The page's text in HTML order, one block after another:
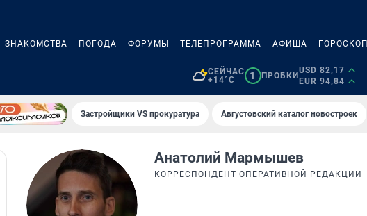
ЗНАКОМСТВА ПОГОДА ФОРУМЫ ТЕЛЕПРОГРАММА АФИША ГОРОСКОП
СЕЙЧАС
+14°C
1 ПРОБКИ
USD 82,17
EUR 94,84
Застройщики VS прокуратура Августовский каталог новостроек
Анатолий Мармышев
КОРРЕСПОНДЕНТ ОПЕРАТИВНОЙ РЕДАКЦИИ